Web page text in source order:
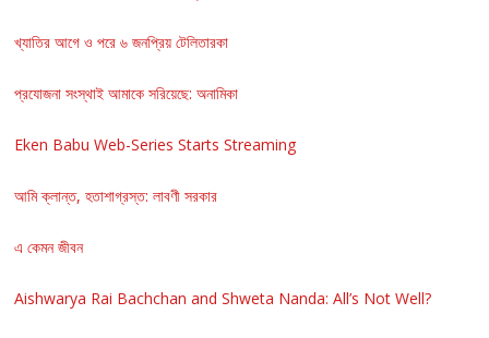
খ্যাতির আগে ও পরে ৬ জনপ্রিয় টেলিতারকা
প্রযোজনা সংস্থাই আমাকে সরিয়েছে: অনামিকা
Eken Babu Web-Series Starts Streaming
আমি ক্লান্ত, হতাশাগ্রস্ত: লাবণী সরকার
এ কেমন জীবন
Aishwarya Rai Bachchan and Shweta Nanda: All’s Not Well?